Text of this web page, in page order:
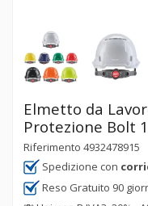
Elmetto da
Protezione Bolt
Riferimento 4932478915
Spedizione con
Reso Gratuito 90